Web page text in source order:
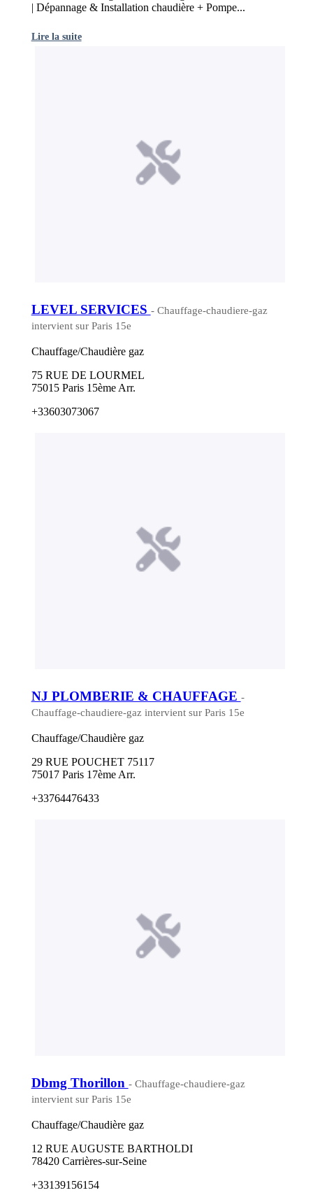
| Dépannage & Installation chaudière + Pompe...
Lire la suite
LEVEL SERVICES - Chauffage-chaudiere-gaz
intervient sur Paris 15e
Chauffage/Chaudière gaz
75 RUE DE LOURMEL
75015 Paris 15ème Arr.
+33603073067
NJ PLOMBERIE & CHAUFFAGE -
Chauffage-chaudiere-gaz intervient sur Paris 15e
Chauffage/Chaudière gaz
29 RUE POUCHET 75117
75017 Paris 17ème Arr.
+33764476433
Dbmg Thorillon - Chauffage-chaudiere-gaz
intervient sur Paris 15e
Chauffage/Chaudière gaz
12 RUE AUGUSTE BARTHOLDI
78420 Carrières-sur-Seine
+33139156154